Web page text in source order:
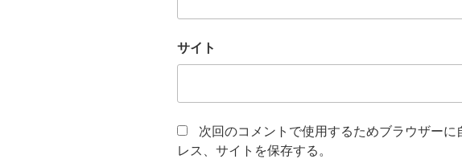
サイト
次回のコメントで使用するためブラウザーに
レス、サイトを保存する。